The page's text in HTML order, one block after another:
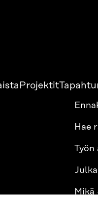
Projektit
Hae
Työn
Mikä